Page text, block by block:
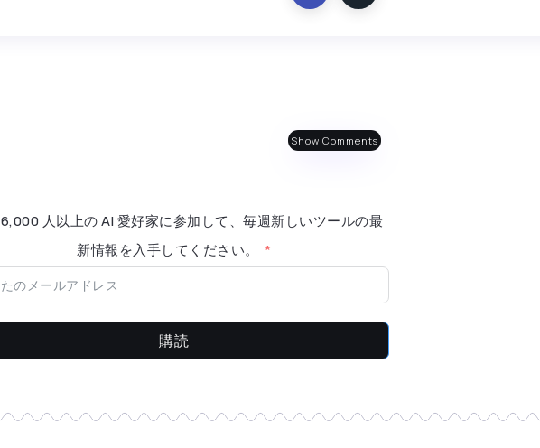
Show Comments
6,000 人以上の AI 愛好家に参加して、毎週新しいツールの最
新情​​報を入手してください。
購読